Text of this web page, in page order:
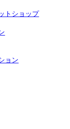
トショップ
ョン